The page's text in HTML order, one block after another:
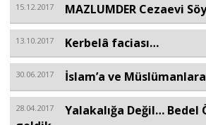
Dünya
Yorum - Analiz
15.12.2017 MAZLUMDER Cezaevi
13.10.2017 Kerbelâ faciası…
30.06.2017 İslam’a ve
28.04.2017
Yalakalığa Değil… Bedel